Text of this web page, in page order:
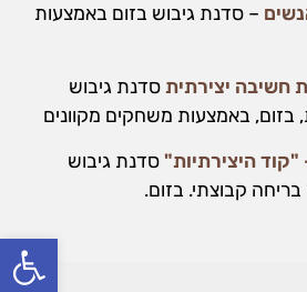
– סדנת גיבוש בזום באמצעות
חשיבה יצירתיתסדנת גיבוש
בזום, באמצעות משחקים מקוונים
"קוד היצירתיות"סדנת גיבוש
קבוצתי. בזום.
פתח